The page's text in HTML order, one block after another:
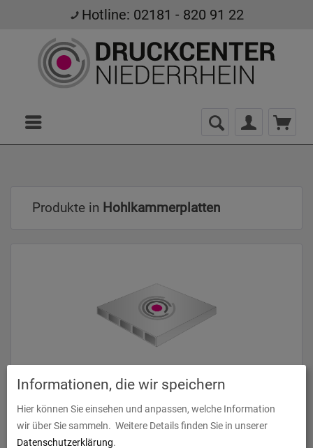
Hotline: 02181 - 820 91 22
Produkte in Hohlkammerplatten
Hohlkammerplatte, 3 mm
zum Artikel
Informationen, die wir speichern
Hier können Sie einsehen und anpassen, welche Information
wir über Sie sammeln. Weitere Details finden Sie in unserer
Datenschutzerklärung.